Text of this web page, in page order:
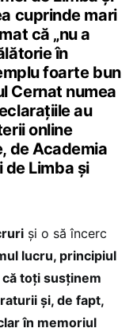
cuprinde mari
că „nu a
în
foarte bun
Cernat numea
au
online
de Academia
de Limba și
și o să încerc
lucru, principiul
toți susținem
și, de fapt,
în memoriul